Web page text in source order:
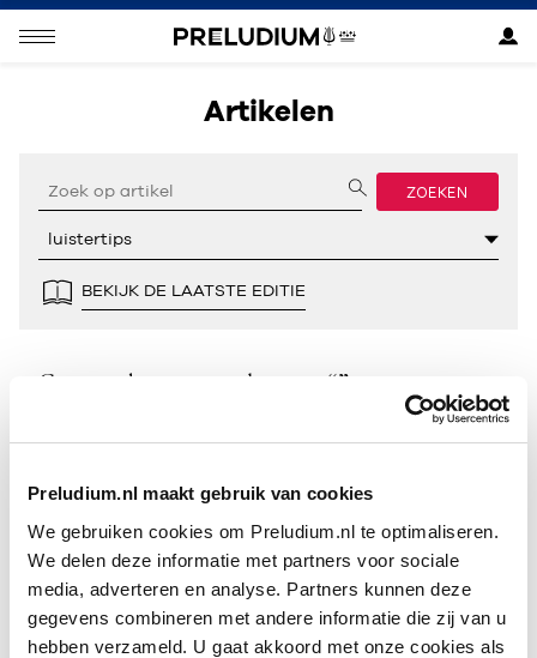
Preludium.nl maakt gebruik van cookies
We gebruiken cookies om Preludium.nl te optimaliseren.
We delen deze informatie met partners voor sociale
media, adverteren en analyse. Partners kunnen deze
gegevens combineren met andere informatie die zij van u
hebben verzameld. U gaat akkoord met onze cookies als
Artikelen
ZOEKEN
BEKIJK DE LAATSTE EDITIE
Geen resultaten gevonden voor “”.